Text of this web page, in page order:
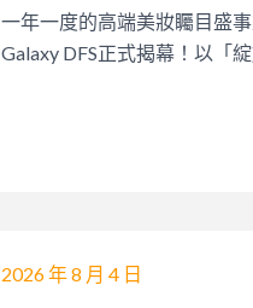
一年一度的高端美妝矚目盛
Galaxy DFS正式揭幕！以「
2026 年 8 月 4 日